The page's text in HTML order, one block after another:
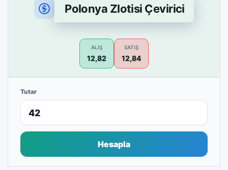
Polonya Zlotisi Çevirici
ALIŞ
12,82
SATIŞ
12,84
Tutar
Hesapla